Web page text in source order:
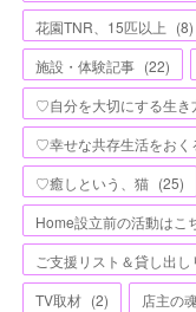
花園TNR、15匹以上 (8)
施設・体験記事 (22)
♡自分を大切にする生き
♡幸せな共存生活をおく
♡癒しという、猫 (25)
Home設立前の活動はこ
ご支援リスト＆貸し出し
TV取材 (2) 店主の